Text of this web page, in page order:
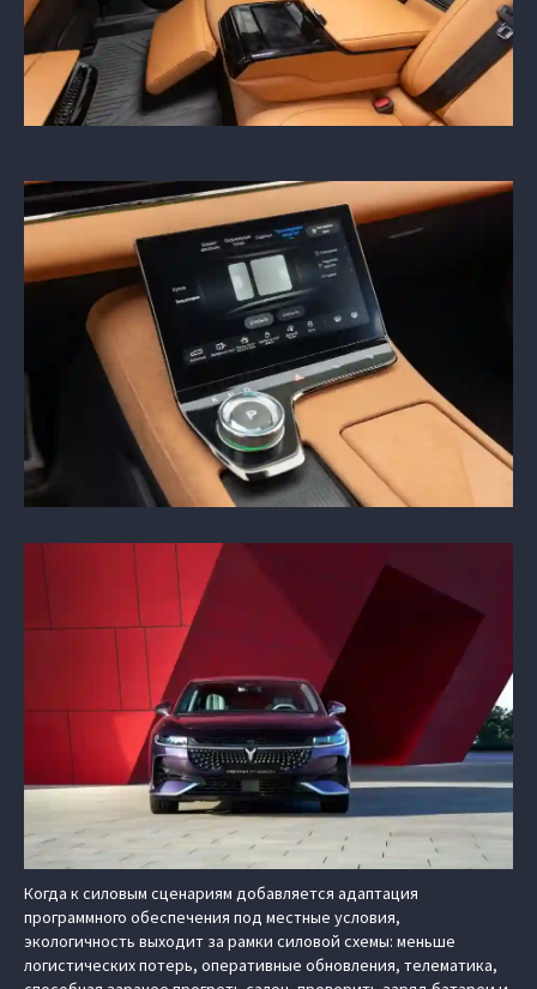
Когда к силовым сценариям добавляется адаптация
программного обеспечения под местные условия,
экологичность выходит за рамки силовой схемы: меньше
логистических потерь, оперативные обновления, телематика,